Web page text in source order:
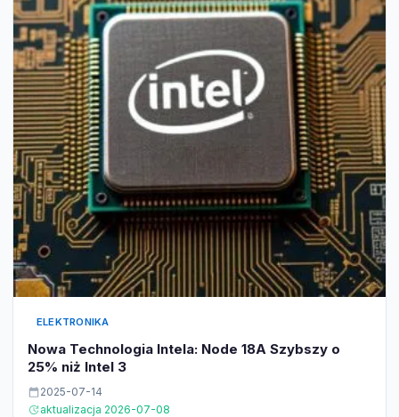
ELEKTRONIKA
Nowa Technologia Intela: Node 18A Szybszy o
25% niż Intel 3
2025-07-14
aktualizacja 2026-07-08